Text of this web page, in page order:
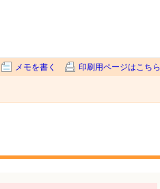
メモを書く 印刷用ページはこちら